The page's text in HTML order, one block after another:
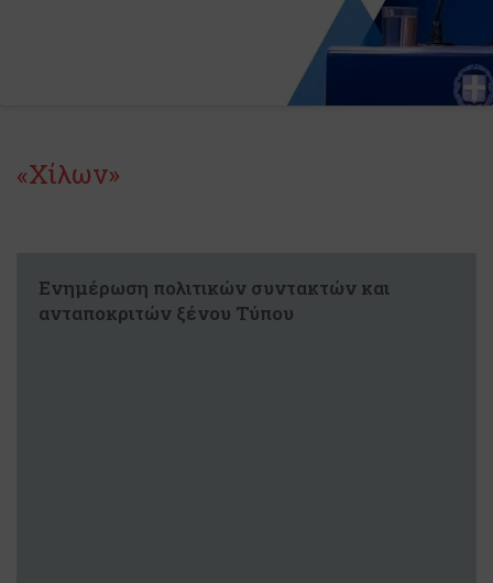
«Χίλων»
Ενημέρωση πολιτικών συντακτών και
ανταποκριτών ξένου Τύπου